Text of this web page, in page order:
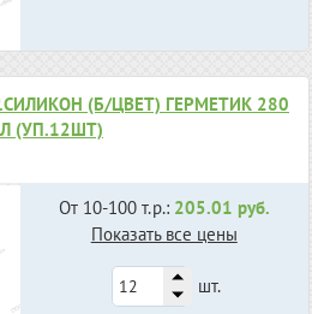
(Б/ЦВЕТ) ГЕРМЕТИК 280
(УП.12ШТ)
От 10-100 т.р.: 205.01 руб.
Показать все цены
шт.